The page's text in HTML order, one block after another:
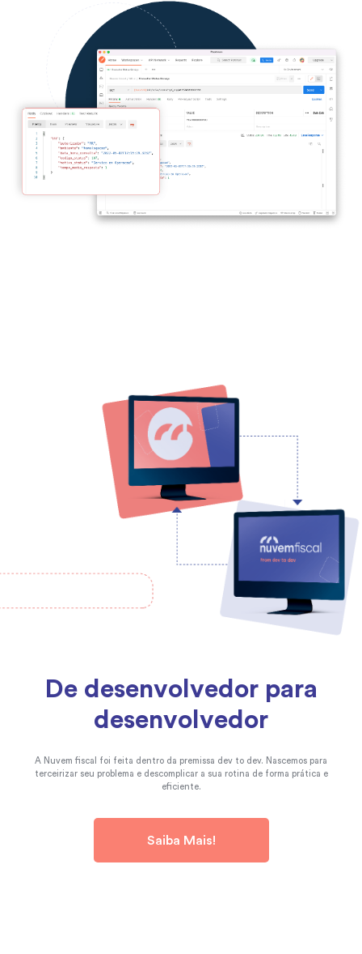
De desenvolvedor para
desenvolvedor
A Nuvem fiscal foi feita dentro da premissa dev to dev. Nascemos para
terceirizar seu problema e descomplicar a sua rotina de forma prática e
eficiente.
Saiba Mais!